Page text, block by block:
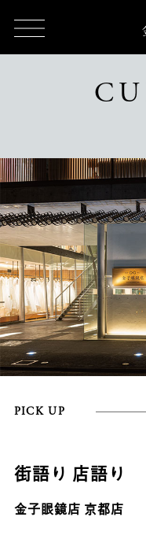
CULTURE（カルチ
PICK
は